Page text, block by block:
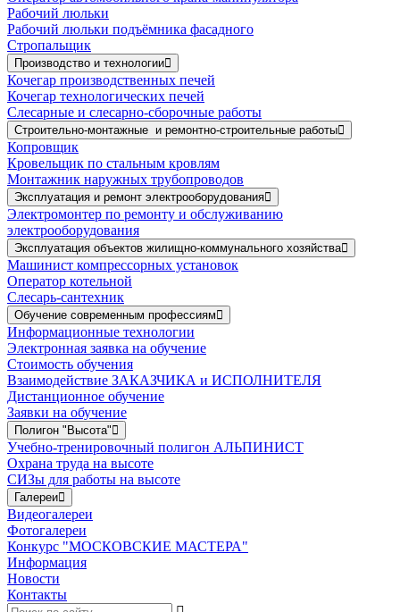
Рабочий люльки
Рабочий люльки подъёмника фасадного
Стропальщик
Производство и технологии
Кочегар производственных печей
Кочегар технологических печей
Слесарные и слесарно-сборочные работы
Строительно-монтажные и ремонтно-строительные работы
Копровщик
Кровельщик по стальным кровлям
Монтажник наружных трубопроводов
Эксплуатация и ремонт электрооборудования
Электромонтер по ремонту и обслуживанию
электрооборудования
Эксплуатация объектов жилищно-коммунального хозяйства
Машинист компрессорных установок
Оператор котельной
Слесарь-сантехник
Обучение современным профессиям
Информационные технологии
Электронная заявка на обучение
Стоимость обучения
Взаимодействие ЗАКАЗЧИКА и ИСПОЛНИТЕЛЯ
Дистанционное обучение
Заявки на обучение
Полигон "Высота"
Учебно-тренировочный полигон АЛЬПИНИСТ
Охрана труда на высоте
СИЗы для работы на высоте
Галереи
Видеогалереи
Фотогалереи
Конкурс "МОСКОВСКИЕ МАСТЕРА"
Информация
Новости
Контакты